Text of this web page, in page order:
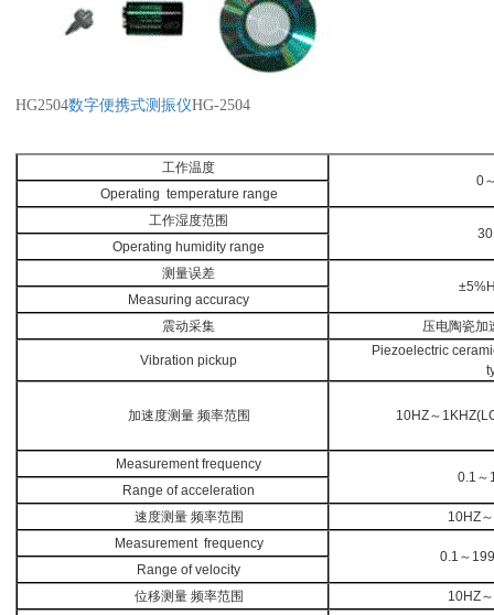
HG2504数字便携式测振仪HG-2504
工作温度
0
Operating temperature range
工作湿度范围
30
Operating humidity range
测量误差
Measuring accuracy
震动采集
压电陶瓷加
Vibration pickup
Piezoelectric
加速度测量 频率范围 10HZ～
Measurement frequency
0.1 ～
Range of acceleration
速度测量 频率范围
10HZ～
Measurement frequency
0.1 ～
Range of velocity
位移测量 频率范围
10HZ～